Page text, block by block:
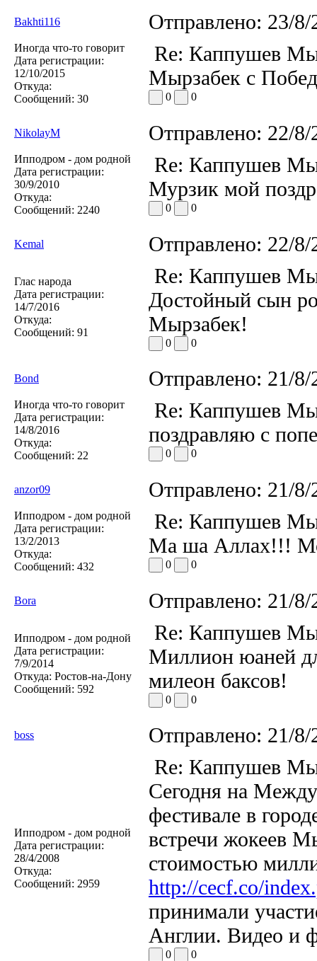
Bakhti116 Отправлено: 23/
Иногда что-то говорит
Дата регистрации:
12/10/2015
Откуда:
Сообщений: 30
Re: Каппушев
Мырзабек с
0 0
NikolayM Отправлено: 22/
Ипподром - дом родной
Дата регистрации:
30/9/2010
Откуда:
Сообщений: 2240
Re: Каппушев
Мурзик мой
0 0
Kemal Отправлено: 22/
Глас народа
Дата регистрации:
14/7/2016
Откуда:
Сообщений: 91
Re: Каппушев
Достойный сын
Мырзабек!
0 0
Bond Отправлено: 21/
Иногда что-то говорит
Дата регистрации:
14/8/2016
Откуда:
Сообщений: 22
Re: Каппушев
поздравляю с
0 0
anzor09 Отправлено: 21/
Ипподром - дом родной
Дата регистрации:
13/2/2013
Откуда:
Сообщений: 432
Re: Каппушев
Ма ша Аллах!!!
0 0
Bora Отправлено: 21/
Ипподром - дом родной
Дата регистрации:
7/9/2014
Откуда: Ростов-на-Дону
Сообщений: 592
Re: Каппушев
Миллион юаней
милеон баксов!
0 0
boss Отправлено: 21/
Ипподром - дом родной
Дата регистрации:
28/4/2008
Откуда:
Сообщений: 2959
Re: Каппушев
Сегодня на
фестивале в
встречи жокеев
стоимостью
http://cecf.co/
принимали
Англии. Видео и
0 0